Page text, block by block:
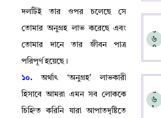
দলটিই তার ওপর চলেছে সে
তোমার অনুগ্রহ লাভ করেছে এবং
তোমার দানে তার জীবন পাত্র
পরিপূর্ণ হয়েছে ।
১০. অর্থাৎ ‘অনুগ্রহ’ লাভকারী
হিসাবে আমরা এমন সব লোককে
চিহ্নিত করিনি যারা আপাতদৃষ্টিতে
০
৬
৭
০
৬
৮